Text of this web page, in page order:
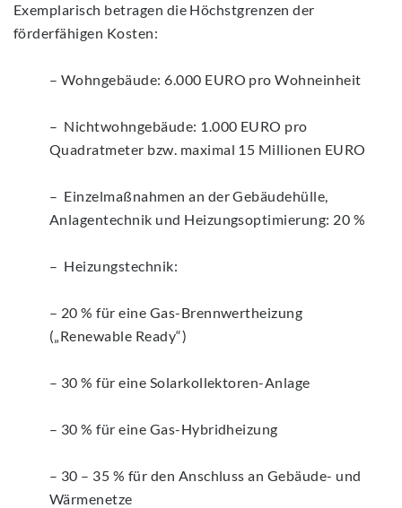
Exemplarisch betragen die Höchstgrenzen der
förderfähigen Kosten:
– Wohngebäude: 6.000 EURO pro Wohneinheit
– Nichtwohngebäude: 1.000 EURO pro
Quadratmeter bzw. maximal 15 Millionen EURO
– Einzelmaßnahmen an der Gebäudehülle,
Anlagentechnik und Heizungsoptimierung: 20 %
– Heizungstechnik:
– 20 % für eine Gas-Brennwertheizung
(„Renewable Ready“)
– 30 % für eine Solarkollektoren-Anlage
– 30 % für eine Gas-Hybridheizung
– 30 – 35 % für den Anschluss an Gebäude- und
Wärmenetze